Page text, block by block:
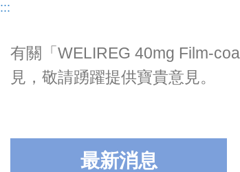
:::
有關「WELIREG 40mg Film-
見，敬請踴躍提供寶貴意見。
最新消息